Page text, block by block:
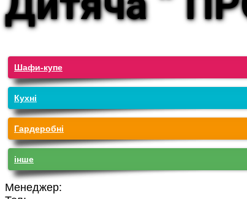
Шафи-купе
Кухні
Гардеробні
iнше
Менеджер: